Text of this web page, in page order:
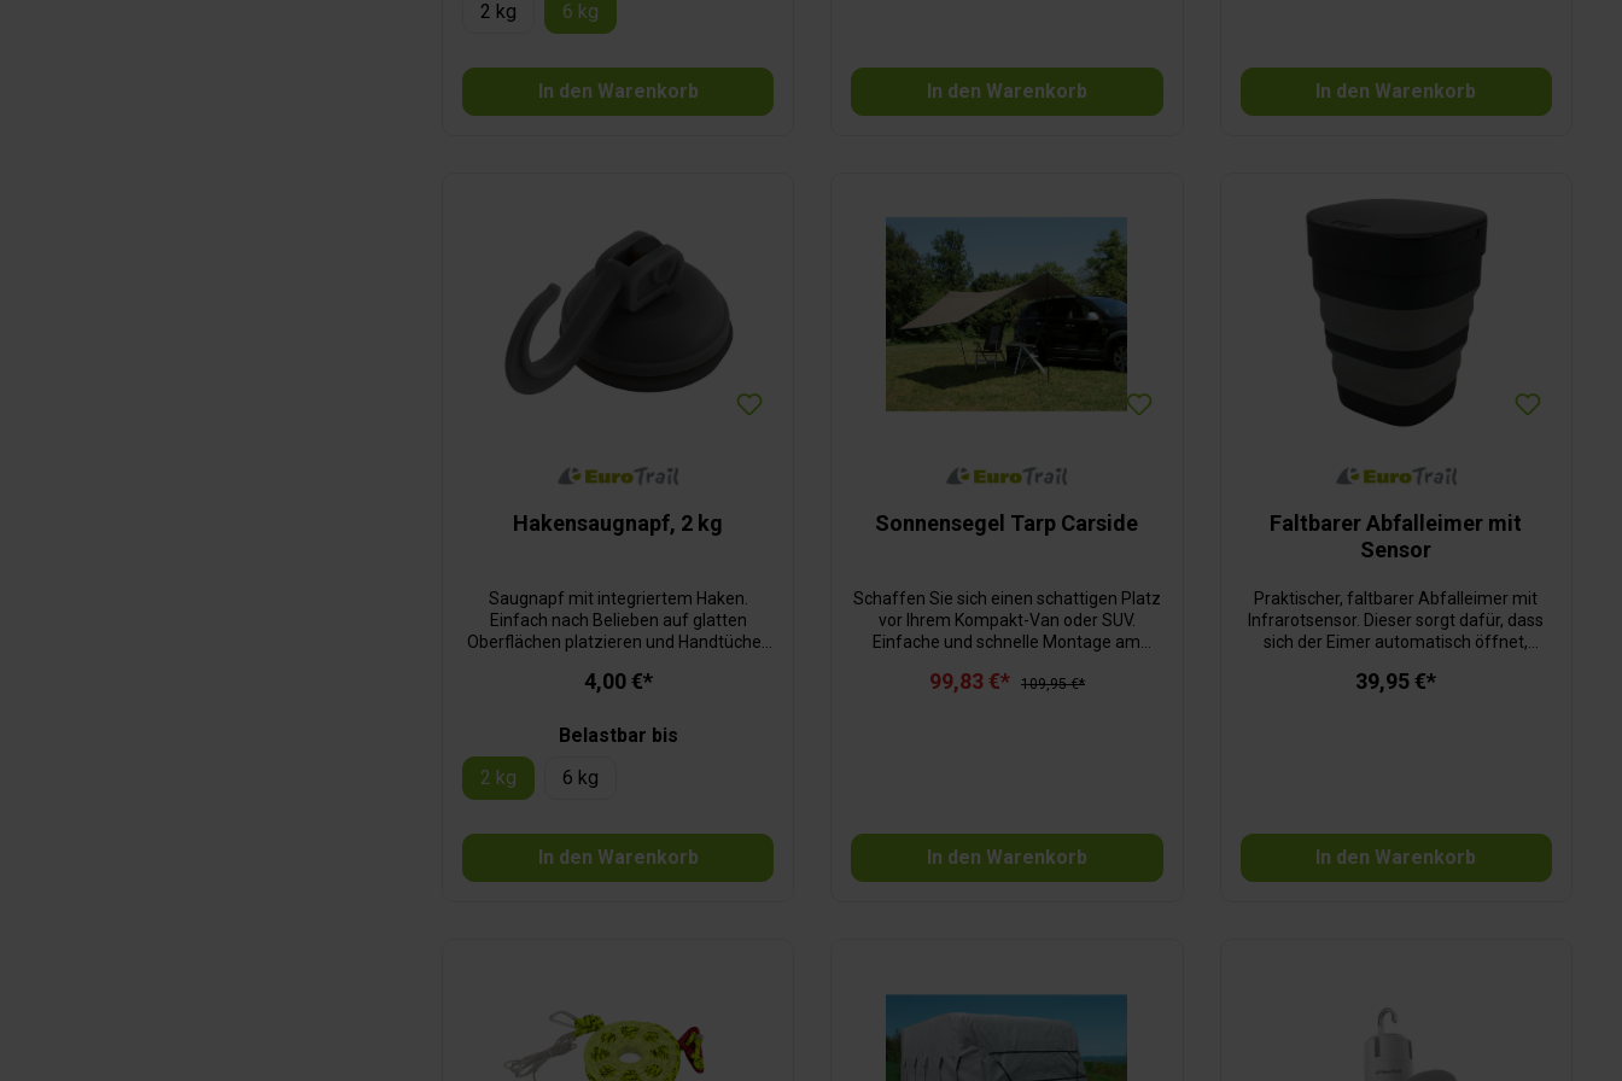
2 kg
6 kg
In den Warenkorb In den Warenkorb In den Warenkorb
Hakensaugnapf, 2 kg
Saugnapf mit integriertem Haken.
Einfach nach Belieben auf glatten
Oberflächen platzieren und Handtücher,
aufhängen.
4,00 €*
Belastbar bis
2 kg
6 kg
In den Warenkorb
Sonnensegel Tarp Carside
Schaffen Sie sich einen schattigen Platz
vor Ihrem Kompakt-Van oder SUV.
Einfache und schnelle Montage am
nächsten Campingtrip oder Ausflug zum
99,83 €* 109,95 €*
In den Warenkorb
Faltbarer Abfalleimer mit
Sensor
Praktischer, faltbarer Abfalleimer mit
Infrarotsensor. Dieser sorgt dafür, dass
sich der Eimer automatisch öffnet,
von 20 cm über den Eimer halten. Er
39,95 €*
In den Warenkorb